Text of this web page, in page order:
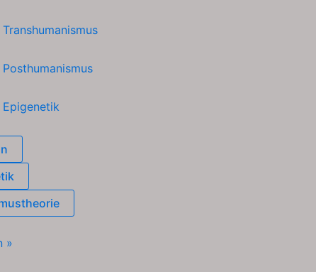
Transhumanismus
Posthumanismus
Epigenetik
»